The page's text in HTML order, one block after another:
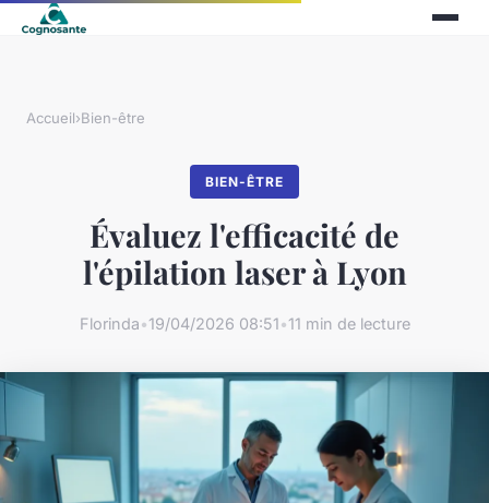
Accueil›Bien-être
BIEN-ÊTRE
Évaluez l'efficacité de
l'épilation laser à Lyon
Florinda•19/04/2026 08:51•11 min de lecture